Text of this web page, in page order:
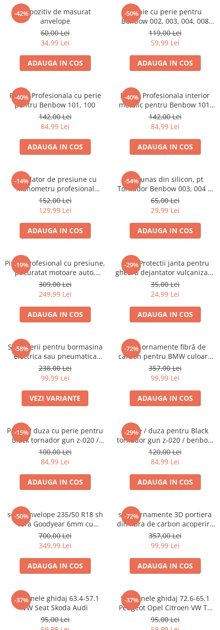
Accesorii Telefon
Aparate premium
Instrumente de scris premium
Ștampile
-42%
Dispozitiv de masurat
anvelope
60,00 Lei
34,99 Lei
ADAUGA IN COS
-50%
Palnie cu perie pentru
Benbow 002, 003, 004, 008
Autotool
119,00 Lei
59,99 Lei
ADAUGA IN COS
-40%
Palnie Profesionala cu perie
pentru Benbow 101, 100
142,00 Lei
84,99 Lei
ADAUGA IN COS
-40%
Palnie Profesionala interior
metalic pentru Benbow 101,
100
142,00 Lei
84,99 Lei
ADAUGA IN COS
-14%
Regulator de presiune cu
manometru profesional
Benbow, 0-7 bari, 1/4”
152,00 Lei
129,99 Lei
ADAUGA IN COS
-54%
Furtunas din silicon, pt
Tornador Benbow 003, 004 si
Autotool
65,00 Lei
29,99 Lei
ADAUGA IN COS
-19%
Pistol profesional cu presiune,
pt curatat motoare auto,
BenBow 026
309,00 Lei
249,99 Lei
ADAUGA IN COS
-29%
set 2 Protectii janta pentru
gheara dejantator vulcanizare
din plastic
35,00 Lei
24,99 Lei
ADAUGA IN COS
-58%
Set 3 Perii pentru bormasina
electrica sau pneumatica
detailing auto
238,00 Lei
99,99 Lei
VEZI VARIANTE
-72%
set 4 ornamente fibră de
carbon pentru BMW culoare
M
357,00 Lei
99,99 Lei
ADAUGA IN COS
-15%
Palnie / duza cu perie pentru
Black tornador gun z-020 /
benbow 011
100,00 Lei
84,99 Lei
ADAUGA IN COS
-29%
Palnie / duza pentru Black
tornador gun z-020 / benbow
011
120,00 Lei
84,99 Lei
ADAUGA IN COS
-50%
set 2 anvelope 235/50 R18 sh
vara Goodyear 6mm cu
garantie
700,00 Lei
349,99 Lei
ADAUGA IN COS
-72%
set 2 ornamente 3D portiera
din fibra de carbon acoperire
butoane BMW
357,00 Lei
99,99 Lei
ADAUGA IN COS
-37%
set 4 Inele ghidaj 63.4-57.1
VW Seat Skoda Audi
95,00 Lei
-37%
Set 4 inele ghidaj 72.6-65.1
Peugeot Opel Citroen VW T5
T6 Opel Alfa
95,00 Lei